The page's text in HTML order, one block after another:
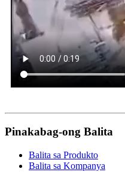
Pinakabag-ong Balita
Balita sa Produkto
Balita sa Kompanya